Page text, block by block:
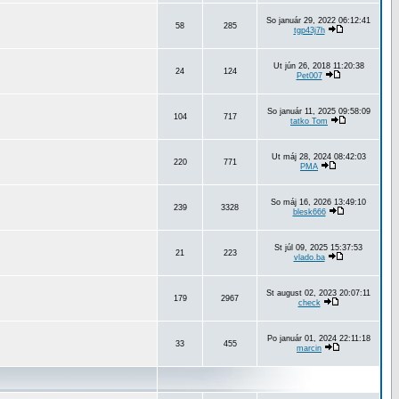
58 285
So január 29, 2022 06:12:41
tgp43j7h
24 124
Ut jún 26, 2018 11:20:38
Pet007
104 717
So január 11, 2025 09:58:09
tatko Tom
220 771
Ut máj 28, 2024 08:42:03
PMA
239 3328
So máj 16, 2026 13:49:10
blesk666
21 223
St júl 09, 2025 15:37:53
vlado.ba
179 2967
St august 02, 2023 20:07:11
check
33 455
Po január 01, 2024 22:11:18
marcin